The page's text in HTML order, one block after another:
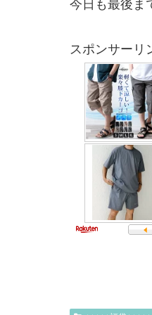
今日も最後ま
スポンサーリ